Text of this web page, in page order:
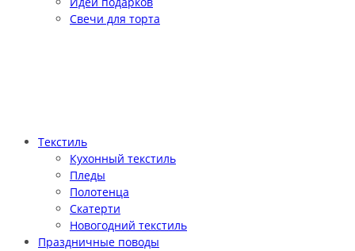
Свечи для торта
Текстиль
Кухонный текстиль
Пледы
Полотенца
Скатерти
Новогодний текстиль
Праздничные поводы